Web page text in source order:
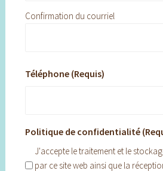
Confirmation du courriel
Téléphone (Requis)
Politique de confidentialité
J'accepte le traitement et le
par ce site web ainsi que la